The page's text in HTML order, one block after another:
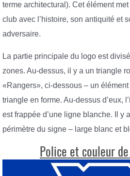
terme architectural). Cet élément
club avec l’histoire, son antiquité et
adversaire.
La partie principale du logo est
zones. Au-dessus, il y a un triangle
«Rangers», ci-dessous – un élément
triangle en forme. Au-dessus d’eux,
est frappée d’une ligne blanche. Il y
périmètre du signe – large blanc et
Police et couleur